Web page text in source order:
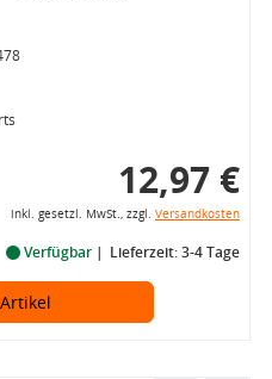
12,97 €
inkl. gesetzl. MwSt., zzgl. Versandkosten
Verfügbar Lieferzeit: 3-4 Tage